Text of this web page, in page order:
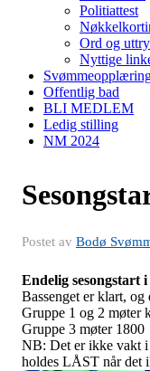
Politiattest
Ord og
Nyttige
Offentlig bad
BLI MEDLEM
Ledig stilling
NM 2024
Postet av Bodø
Endelig sesongstart
Bassenget er klart,
Gruppe 1 og 2 møter
Gruppe 3 møter 1800
NB: Det er ikke vakt i
holdes LÅST når det